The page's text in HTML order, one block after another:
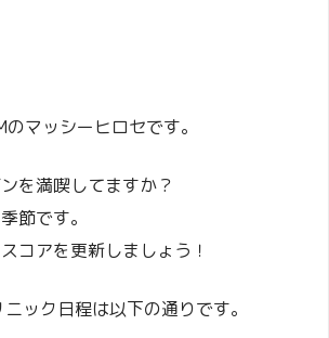
マッシーヒロセです。
を満喫してますか？
節です。
コアを更新しましょう！
ック日程は以下の通りです。